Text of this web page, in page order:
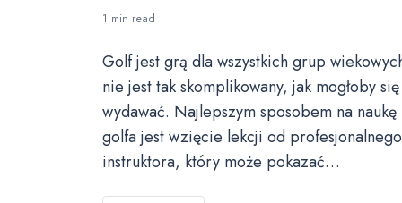
1 min read
Golf jest grą dla wszystkich grup
nie jest tak skomplikowany, jak mogłoby się
wydawać. Najlepszym sposobem na naukę
golfa jest wzięcie lekcji od profesjonalnego
instruktora, który może pokazać…